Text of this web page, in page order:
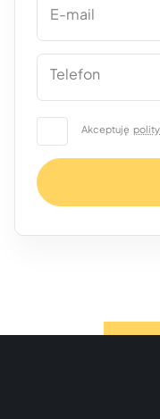
E-mail
Telefon
Akceptuję